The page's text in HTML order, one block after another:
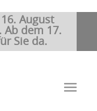
August
Ab dem 17.
Sie da.